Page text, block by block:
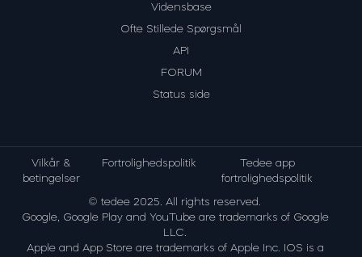
Vidensbase
Ofte Stillede Spørgsmål
API
FORUM
Status side
Vilkår &
betingelser
Fortrolighedspolitik
Tedee app
fortrolighedspolitik
© tedee 2025. All rights reserved.
Google, Google Play and YouTube are trademarks of Google
LLC.
Apple and App Store are trademarks of Apple Inc. IOS is a